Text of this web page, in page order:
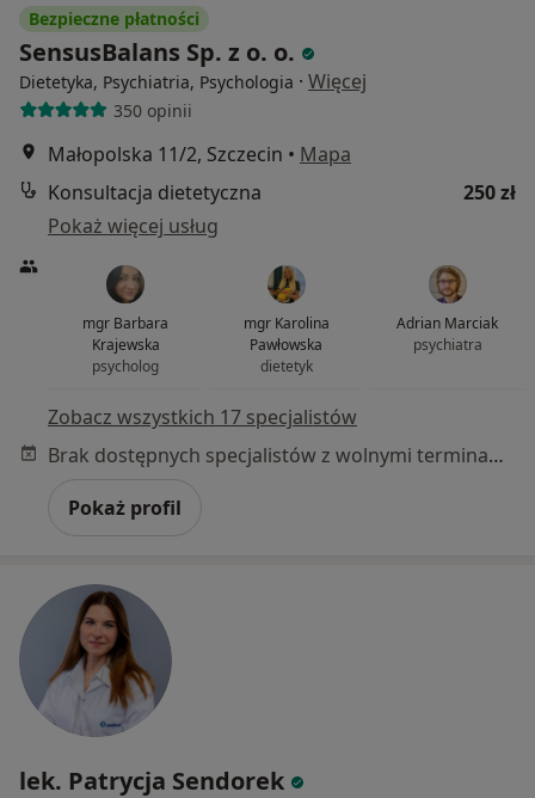
Bezpieczne płatności
SensusBalans Sp. z o. o.
Dietetyka, Psychiatria, Psychologia · Więcej
350 opinii
Małopolska 11/2, Szczecin • Mapa
Konsultacja dietetyczna
250 zł
Pokaż więcej usług
mgr Barbara
Krajewska
psycholog
mgr Karolina
Pawłowska
dietetyk
Adrian Marciak
psychiatra
Zobacz wszystkich 17 specjalistów
Brak dostępnych specjalistów z wolnymi terminami w tym centrum medycznym.
Pokaż profil
lek. Patrycja Sendorek